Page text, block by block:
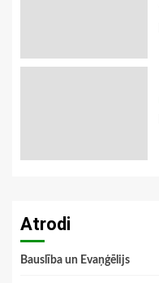
Atrodi
Bauslība un Evaņģēlijs